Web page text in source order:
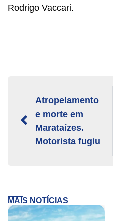
Rodrigo Vaccari.
Atropelamento
e morte em
Marataízes.
Motorista fugiu
MAIS NOTÍCIAS